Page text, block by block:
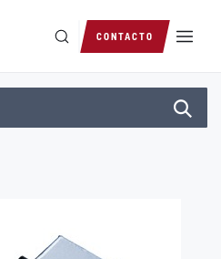
CONTACTO